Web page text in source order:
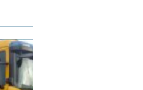
en
men